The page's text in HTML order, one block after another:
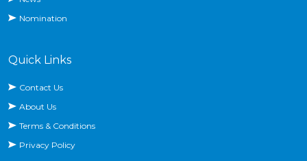
Nomination
Quick Links
Contact Us
About Us
Terms & Conditions
Privacy Policy